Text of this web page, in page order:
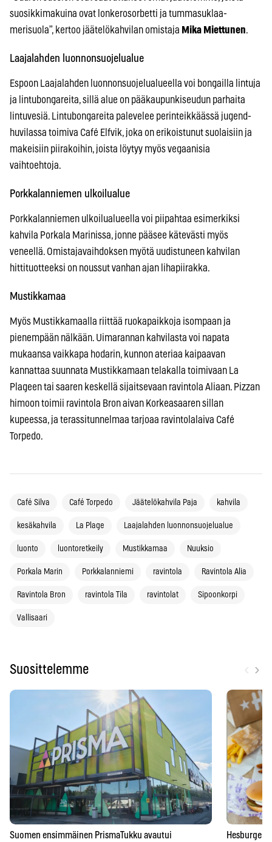
suosikkimakuina ovat lonkerosorbetti ja tummasuklaa-
merisuola”, kertoo jäätelökahvilan omistaja Mika Miettunen.
Laajalahden luonnonsuojelualue
Espoon Laajalahden luonnonsuojelualueella voi bongailla lintuja
ja lintubongareita, sillä alue on pääkaupunkiseudun parhaita
lintuvesiä. Lintubongareita palevelee perinteikkäässä jugend-
huvilassa toimiva Café Elfvik, joka on erikoistunut suolaisiin ja
makeisiin piirakoihin, joista löytyy myös vegaanisia
vaihtoehtoja.
Porkkalanniemen ulkoilualue
Porkkalanniemen ulkoilualueella voi piipahtaa esimerkiksi
kahvila Porkala Marinissa, jonne pääsee kätevästi myös
veneellä. Omistajavaihdoksen myötä uudistuneen kahvilan
hittituotteeksi on noussut vanhan ajan lihapiirakka.
Mustikkamaa
Myös Mustikkamaalla riittää ruokapaikkoja isompaan ja
pienempään nälkään. Uimarannan kahvilasta voi napata
mukaansa vaikkapa hodarin, kunnon ateriaa kaipaavan
kannattaa suunnata Mustikkamaan telakalla toimivaan La
Plageen tai saaren keskellä sijaitsevaan ravintola Aliaan. Pizzan
himoon toimii ravintola Bron aivan Korkeasaaren sillan
kupeessa, ja terassitunnelmaa tarjoaa ravintolalaiva Café
Torpedo.
Café Silva Café Torpedo Jäätelökahvila Paja kahvila
kesäkahvila La Plage Laajalahden luonnonsuojelualue
luonto luontoretkeily Mustikkamaa Nuuksio
Porkala Marin Porkkalanniemi ravintola Ravintola Alia
Ravintola Bron ravintola Tila ravintolat Sipoonkorpi
Vallisaari
Suosittelemme ›
Suomen ensimmäinen PrismaTukku avautui